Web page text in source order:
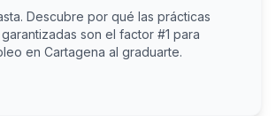
Descubre por qué las prácticas
son el factor #1 para
en Cartagena al graduarte.